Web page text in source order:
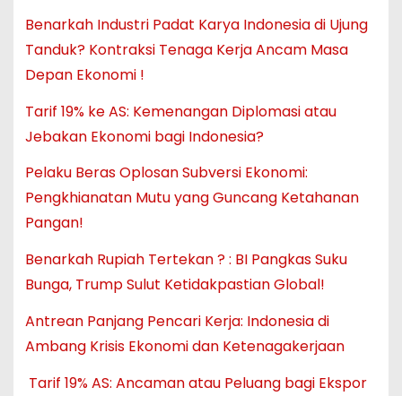
Benarkah Industri Padat Karya Indonesia di Ujung
Tanduk? Kontraksi Tenaga Kerja Ancam Masa
Depan Ekonomi !
Tarif 19% ke AS: Kemenangan Diplomasi atau
Jebakan Ekonomi bagi Indonesia?
Pelaku Beras Oplosan Subversi Ekonomi:
Pengkhianatan Mutu yang Guncang Ketahanan
Pangan!
Benarkah Rupiah Tertekan ? : BI Pangkas Suku
Bunga, Trump Sulut Ketidakpastian Global!
Antrean Panjang Pencari Kerja: Indonesia di
Ambang Krisis Ekonomi dan Ketenagakerjaan
Tarif 19% AS: Ancaman atau Peluang bagi Ekspor